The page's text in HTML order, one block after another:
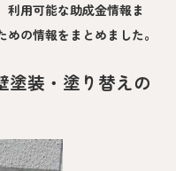
利用可能な助成金情報ま
の情報をまとめました。
塗装・塗り替えの